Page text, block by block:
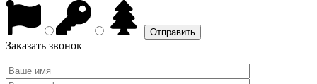
Заказать звонок